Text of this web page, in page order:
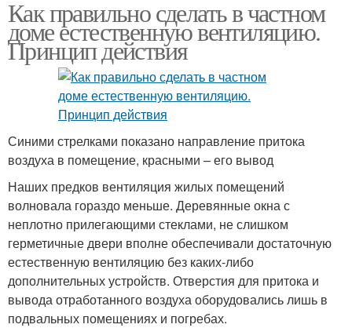
Как правильно сделать в частном
доме естественную вентиляцию.
Принцип действия
Синими стрелками показано направление притока
воздуха в помещение, красными – его вывод
Наших предков вентиляция жилых помещений
волновала гораздо меньше. Деревянные окна с
неплотно прилегающими стеклами, не слишком
герметичные двери вполне обеспечивали достаточную
естественную вентиляцию без каких-либо
дополнительных устройств. Отверстия для притока и
вывода отработанного воздуха оборудовались лишь в
подвальных помещениях и погребах.